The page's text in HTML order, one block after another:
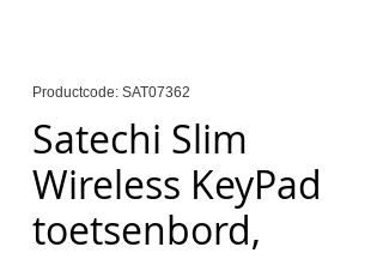
Productcode: SAT07362
Satechi Slim
Wireless KeyPad
toetsenbord,